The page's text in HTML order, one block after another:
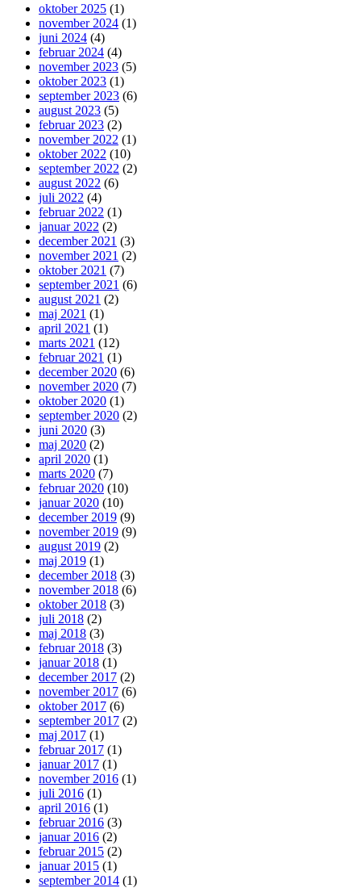
oktober 2025 (1)
november 2024 (1)
juni 2024 (4)
februar 2024 (4)
november 2023 (5)
oktober 2023 (1)
september 2023 (6)
august 2023 (5)
februar 2023 (2)
november 2022 (1)
oktober 2022 (10)
september 2022 (2)
august 2022 (6)
juli 2022 (4)
februar 2022 (1)
januar 2022 (2)
december 2021 (3)
november 2021 (2)
oktober 2021 (7)
september 2021 (6)
august 2021 (2)
maj 2021 (1)
april 2021 (1)
marts 2021 (12)
februar 2021 (1)
december 2020 (6)
november 2020 (7)
oktober 2020 (1)
september 2020 (2)
juni 2020 (3)
maj 2020 (2)
april 2020 (1)
marts 2020 (7)
februar 2020 (10)
januar 2020 (10)
december 2019 (9)
november 2019 (9)
august 2019 (2)
maj 2019 (1)
december 2018 (3)
november 2018 (6)
oktober 2018 (3)
juli 2018 (2)
maj 2018 (3)
februar 2018 (3)
januar 2018 (1)
december 2017 (2)
november 2017 (6)
oktober 2017 (6)
september 2017 (2)
maj 2017 (1)
februar 2017 (1)
januar 2017 (1)
november 2016 (1)
juli 2016 (1)
april 2016 (1)
februar 2016 (3)
januar 2016 (2)
februar 2015 (2)
januar 2015 (1)
september 2014 (1)